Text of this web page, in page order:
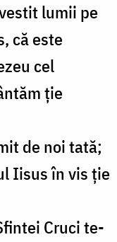
lumii pe
că este
cel
ţie
de noi tată;
Iisus în vis ţie
Cruci te-